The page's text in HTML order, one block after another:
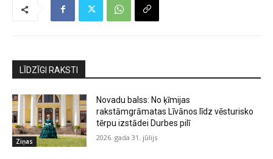
LĪDZĪGI RAKSTI
Ziņas
Novadu balss: No ķīmijas
rakstāmgrāmatas Līvānos līdz vēsturisko
tērpu izstādei Durbes pilī
2026. gada 31. jūlijs